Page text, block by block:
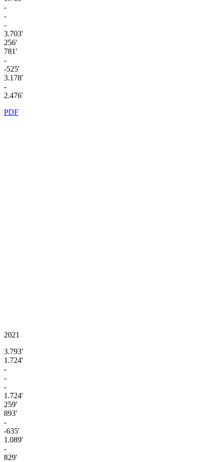
-
-
-
3.703'
256'
781'
-
-525'
3.178'
-
2.476'
PDF
2021
3.793'
1.724'
-
-
-
1.724'
259'
893'
-
-635'
1.089'
-
829'